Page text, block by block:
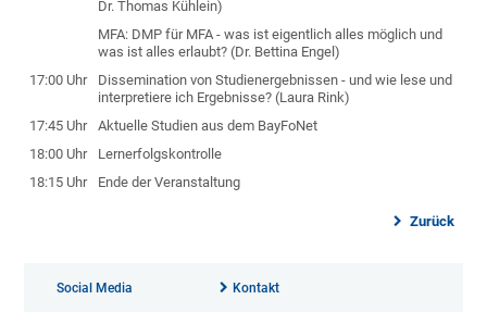
Dr. Thomas Kühlein)
MFA: DMP für MFA - was ist eigentlich alles möglich und
was ist alles erlaubt? (Dr. Bettina Engel)
17:00 Uhr
Dissemination von Studienergebnissen - und wie lese und
interpretiere ich Ergebnisse? (Laura Rink)
17:45 Uhr
Aktuelle Studien aus dem BayFoNet
18:00 Uhr
Lernerfolgskontrolle
18:15 Uhr
Ende der Veranstaltung
Zurück
Social Media Kontakt